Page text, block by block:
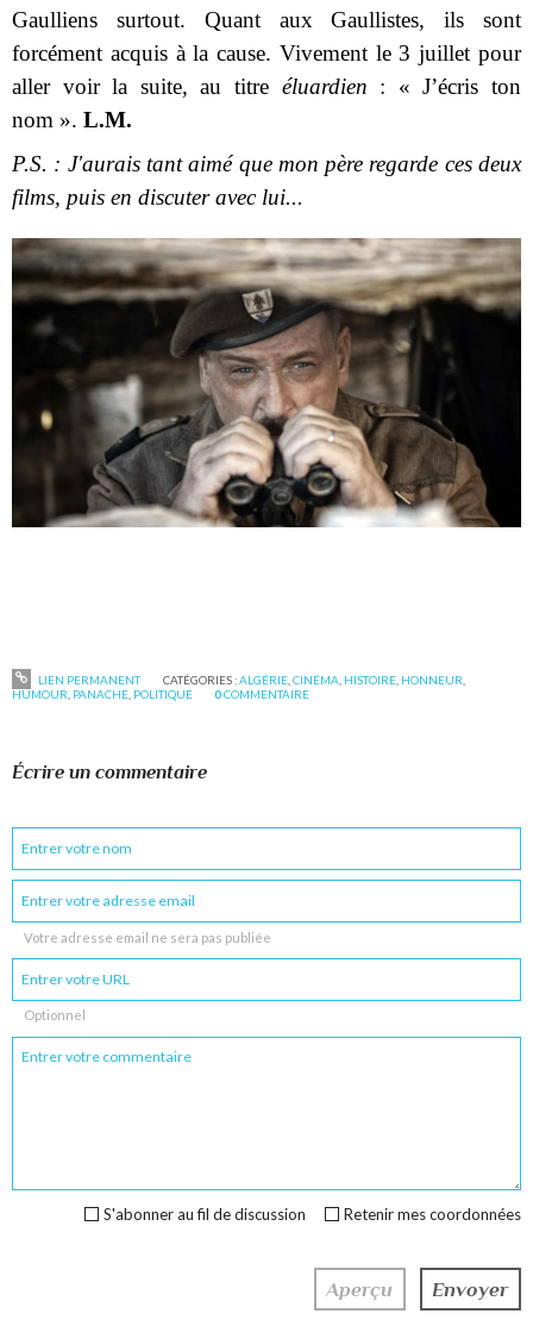
Gaulliens surtout. Quant aux Gaullistes, ils sont
forcément acquis à la cause. Vivement le 3 juillet pour
aller voir la suite, au titre éluardien : « J’écris ton
nom ».L.M.
P.S. : J'aurais tant aimé que mon père regarde ces deux
films, puis en discuter avec lui...
LIEN PERMANENT CATÉGORIES :ALGÉRIE, CINÉMA HISTOIRE, HONNEUR
HUMOUR PANACHE POLITIQUE 0COMMENTAIRE
Écrire un commentaire
Votre adresse email ne sera pas publiée
Optionnel
Retenir mes coordonnées
S'abonner au fil de discussion